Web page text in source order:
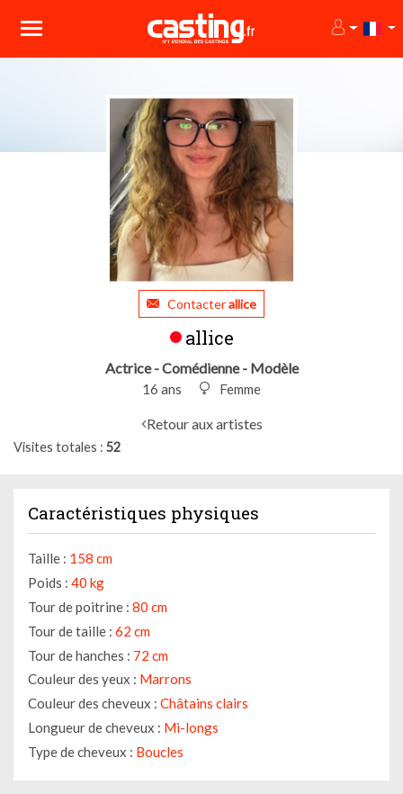
Contacterallice
allice
Actrice - Comédienne - Modèle
16 ans Femme
Retour aux artistes
Visites totales 52
Caractéristiques physiques
Taille : 158 cm
Poids : 40 kg
Tour de poitrine : 80 cm
Tour de taille : 62 cm
Tour de hanches : 72 cm
Couleur des yeux : Marrons
Couleur des cheveux : Châtains clairs
Longueur de cheveux : Mi-longs
Type de cheveux : Boucles